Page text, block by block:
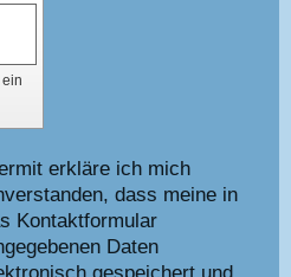
erkläre ich mich
dass meine in
Kontaktformular
Daten
gespeichert und